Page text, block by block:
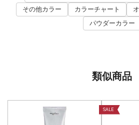
その他カラー
カラーチャート
パウダーカラー
類似商品
SALE